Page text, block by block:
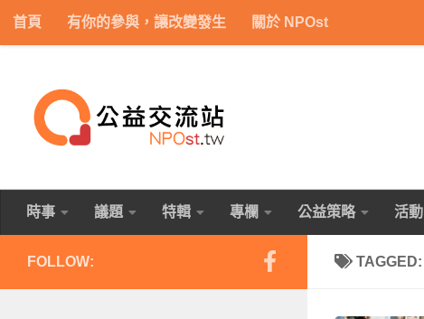
Skip to content
首頁 有你的參與，讓改變發生 關於 NPOst
時事 議題 特輯 專欄 公益策略 活動
TAGGED:
FOLLOW: